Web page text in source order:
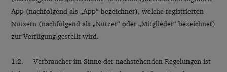
App (nachfolgend als „App“ bezeichnet), welche registrierten
Nutzern (nachfolgend als „Nutzer“ oder „Mitglieder“ bezeichnet)
zur Verfügung gestellt wird.
1.2. Verbraucher im Sinne der nachstehenden Regelungen ist